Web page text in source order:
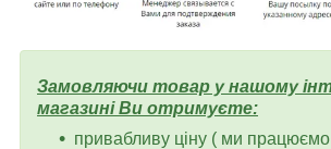
Замовляючи товар у нашому
магазині Ви отримуєте:
привабливу ціну ( ми працюємо